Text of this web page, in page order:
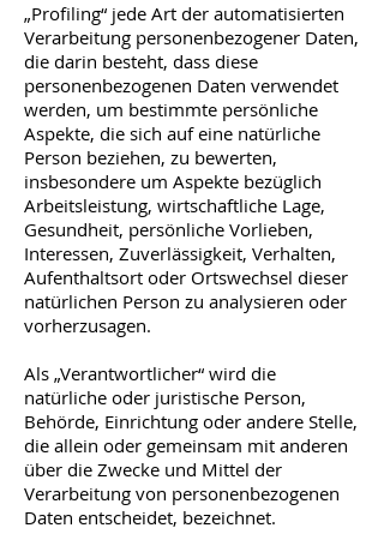
„Profiling“ jede Art der automatisierten
Verarbeitung personenbezogener Daten,
die darin besteht, dass diese
personenbezogenen Daten verwendet
werden, um bestimmte persönliche
Aspekte, die sich auf eine natürliche
Person beziehen, zu bewerten,
insbesondere um Aspekte bezüglich
Arbeitsleistung, wirtschaftliche Lage,
Gesundheit, persönliche Vorlieben,
Interessen, Zuverlässigkeit, Verhalten,
Aufenthaltsort oder Ortswechsel dieser
natürlichen Person zu analysieren oder
vorherzusagen.
Als „Verantwortlicher“ wird die
natürliche oder juristische Person,
Behörde, Einrichtung oder andere Stelle,
die allein oder gemeinsam mit anderen
über die Zwecke und Mittel der
Verarbeitung von personenbezogenen
Daten entscheidet, bezeichnet.